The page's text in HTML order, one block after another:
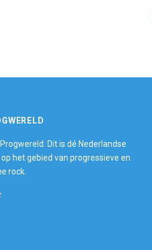
Dit is dé Nederlandse
het gebied van progressieve en
rock.